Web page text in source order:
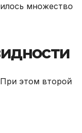
множество
этом второй